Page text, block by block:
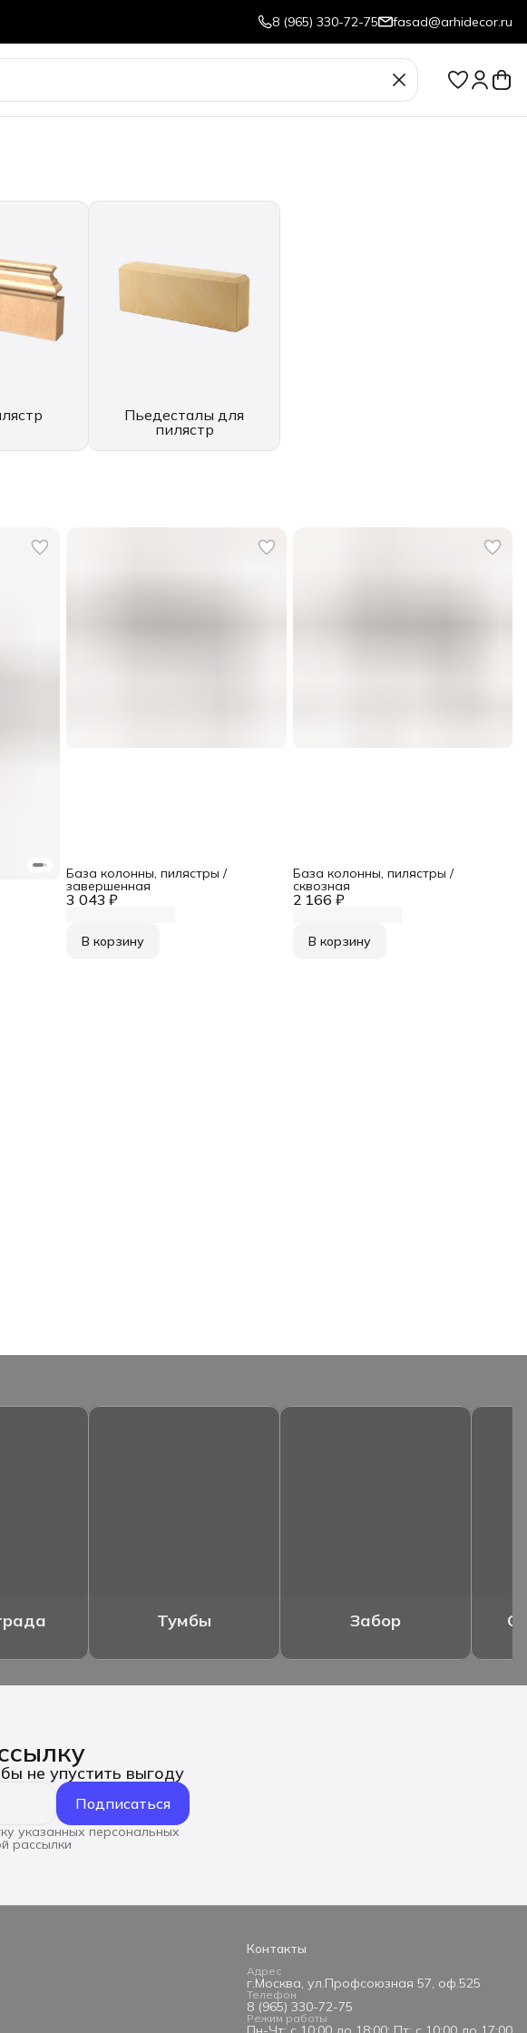
8 (965) 330-72-75 fasad@arhidecor.ru
Пьедесталы для
пилястр
3 043 ₽
База колонны, пилястры /
завершенная
В корзину
2 166 ₽
База колонны, пилястры /
сквозная
В корзину
Тумбы Забор
не упустить выгоду
Подписаться
указанных персональных
рассылки
Контакты
Адрес
г.Москва, ул.Профсоюзная 57, оф.525
Телефон
8 (965) 330-72-75
Режим работы